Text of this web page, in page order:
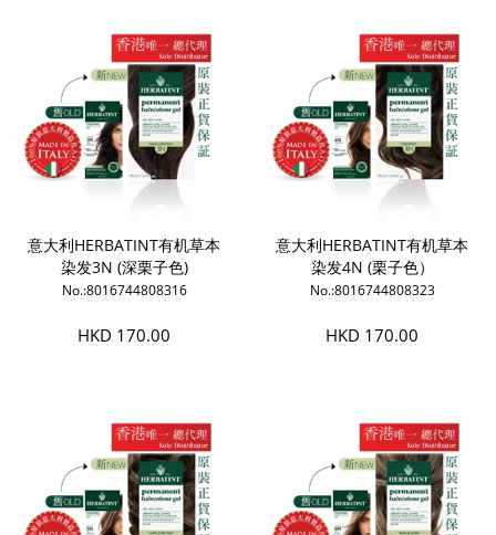
意大利HERBATINT有机草本
染发3N (深栗子色)
No.:8016744808316
HKD 170.00
意大利HERBATINT有机草本
染发4N (栗子色）
No.:8016744808323
HKD 170.00